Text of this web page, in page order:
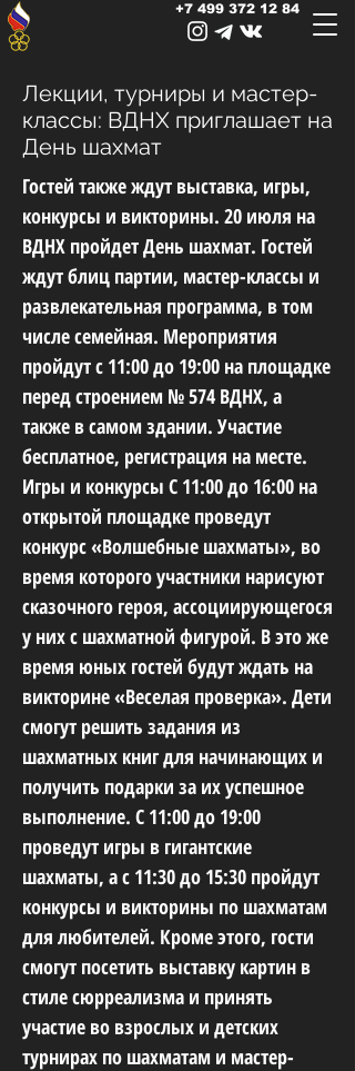
+7 499 372 12 84
Лекции, турниры и мастер-
классы: ВДНХ приглашает на
День шахмат
Гостей также ждут выставка, игры,
конкурсы и викторины. 20 июля на
ВДНХ пройдет День шахмат. Гостей
ждут блиц партии, мастер-классы и
развлекательная программа, в том
числе семейная. Мероприятия
пройдут с 11:00 до 19:00 на площадке
перед строением № 574 ВДНХ, а
также в самом здании. Участие
бесплатное, регистрация на месте.
Игры и конкурсы С 11:00 до 16:00 на
открытой площадке проведут
конкурс «Волшебные шахматы», во
время которого участники нарисуют
сказочного героя, ассоциирующегося
у них с шахматной фигурой. В это же
время юных гостей будут ждать на
викторине «Веселая проверка». Дети
смогут решить задания из
шахматных книг для начинающих и
получить подарки за их успешное
выполнение. С 11:00 до 19:00
проведут игры в гигантские
шахматы, а с 11:30 до 15:30 пройдут
конкурсы и викторины по шахматам
для любителей. Кроме этого, гости
смогут посетить выставку картин в
стиле сюрреализма и принять
участие во взрослых и детских
турнирах по шахматам и мастер-